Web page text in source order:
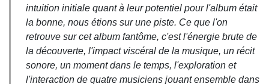
intuition initiale quant à leur potentiel pour l'album était
la bonne, nous étions sur une piste. Ce que l'on
retrouve sur cet album fantôme, c'est l'énergie brute de
la découverte, l'impact viscéral de la musique, un récit
sonore, un moment dans le temps, l'exploration et
l'interaction de quatre musiciens jouant ensemble dans